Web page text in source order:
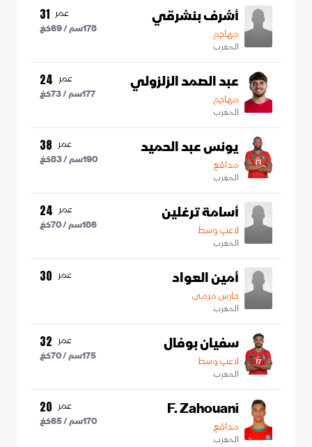
أشرف بنشرقي
مهاجم
المغرب
عمر 31
178سم /69كغ
عبد الصمد الزلزولي
مهاجم
المغرب
عمر 24
177سم /73كغ
يونس عبد الحميد
مدافع
المغرب
عمر 38
190سم /83كغ
أسامة ترغلين
لاعب وسط
المغرب
عمر 24
186سم /70كغ
أمين العواد
حارس مرمى
المغرب
عمر 30
سفيان بوفال
لاعب وسط
المغرب
عمر 32
175سم /70كغ
F. Zahouani
مدافع
المغرب
عمر 20
170سم /65كغ